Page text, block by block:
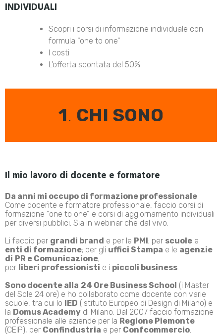
INDIVIDUALI
Scopri i corsi di informazione individuale con
formula “one to one”
I costi
L’offerta scontata del 50%
1. CHI SONO
Il mio lavoro di docente e formatore
Da anni mi occupo di formazione professionale.
Come docente e formatore professionale, faccio corsi di
formazione “one to one” e corsi di aggiornamento individuali
per diversi pubblici. Sia in webinar che dal vivo.
Li faccio per grandi brand e per le PMI; per scuole e
enti di formazione; per gli uffici Stampa e le agenzie
di PR e Comunicazione;
per liberi professionisti e i piccoli business.
Sono docente alla 24 Ore Business School (i Master
del Sole 24 ore) e ho collaborato come docente con varie
scuole, tra cui lo IED (istituto Europeo di Design di Milano) e
la Domus Academy di Milano. Dal 2007 faccio formazione
professionale alle aziende per la Regione Piemonte
(CEIP), per Confindustria e per Confcommercio.